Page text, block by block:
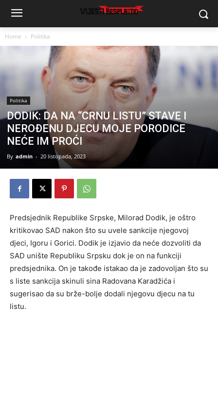
Home Politika
Politika
DODIK: DA NA “CRNU LISTU” STAVE I
NEROĐENU DJECU MOJE PORODICE
NEĆE IM PROĆI
By admin - 20 listopada, 2023
Predsjednik Republike Srpske, Milorad Dodik, je oštro
kritikovao SAD nakon što su uvele sankcije njegovoj
djeci, Igoru i Gorici. Dodik je izjavio da neće dozvoliti da
SAD unište Republiku Srpsku dok je on na funkciji
predsjednika. On je takođe istakao da je zadovoljan što su
s liste sankcija skinuli sina Radovana Karadžića i
sugerisao da su brže-bolje dodali njegovu djecu na tu
listu.